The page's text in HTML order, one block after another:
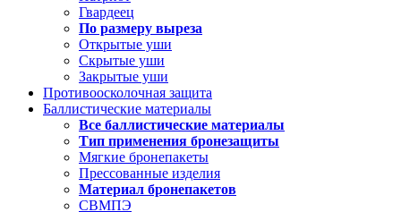
Гвардеец
По размеру выреза
Открытые уши
Скрытые уши
Закрытые уши
Противоосколочная защита
Баллистические материалы
Все баллистические материалы
Тип применения бронезащиты
Мягкие бронепакеты
Прессованные изделия
Материал бронепакетов
СВМПЭ